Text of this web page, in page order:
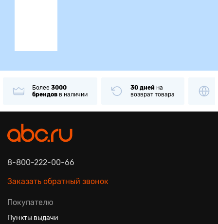
Более 3000
брендов в наличии
30 дней на
возврат товара
8-800-222-00-66
Заказать обратный звонок
Покупателю
Пункты выдачи